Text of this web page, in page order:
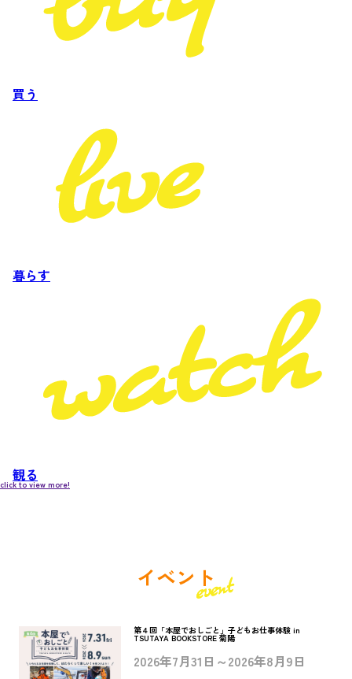
買う
暮らす
観る
click to view more!
イベント
第４回「本屋でおしごと」子どもお仕事体験 in
TSUTAYA BOOKSTORE 菊陽
2026年7月31日～2026年8月9日